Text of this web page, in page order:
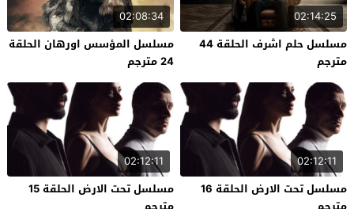
02:14:25
مسلسل حلم اشرف الحلقة 44
مترجم
02:08:34
مسلسل المؤسس اورهان الحلقة
24 مترجم
02:12:11
مسلسل تحت الارض الحلقة 16
02:12:11
مسلسل تحت الارض الحلقة 15